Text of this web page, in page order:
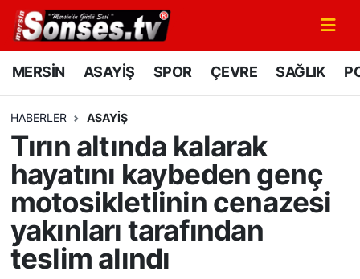
MERSİN ASAYİŞ SPOR ÇEVRE SAĞLIK
HABERLER ASAYİŞ
Tırın altında kalarak
hayatını kaybeden genç
motosikletlinin cenazesi
yakınları tarafından
teslim alındı
MERSİN
SPOR
GÜNÜN MANŞETİ
DÜNYA
KÜLTÜR - SANAT
Mersin Nöbetçi Eczaneler
Mersin Namaz Vakitleri
Mersin Trafik Yoğunluk Haritası
Süper Lig Puan Durumu ve Fikstür
Tüm Manşetler